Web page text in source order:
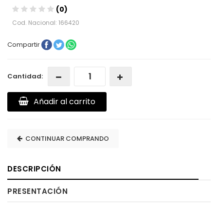
(0)
Cod. Nacional: 166420
Compartir
Cantidad:
Añadir al carrito
CONTINUAR COMPRANDO
DESCRIPCIÓN
PRESENTACIÓN